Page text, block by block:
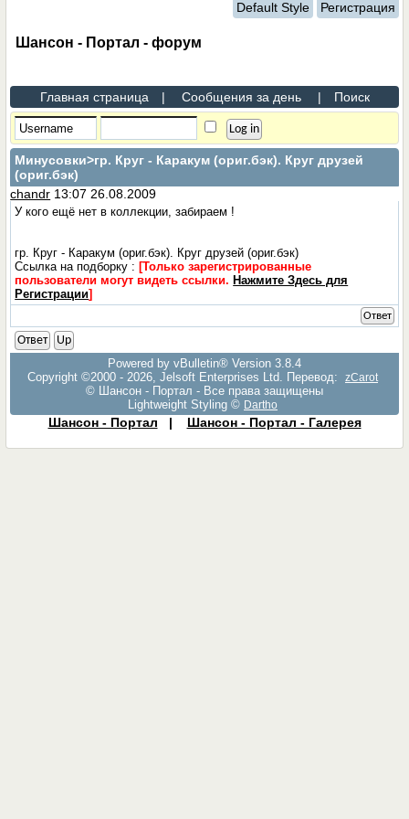
Default Style Регистрация
Шансон - Портал - форум
Главная страница | Сообщения за день | Поиск
Минусовки>гр. Круг - Каракум (ориг.бэк). Круг друзей
(ориг.бэк)
chandr 13:07 26.08.2009
У кого ещё нет в коллекции, забираем !
гр. Круг - Каракум (ориг.бэк). Круг друзей (ориг.бэк)
Ссылка на подборку : [Только зарегистрированные
пользователи могут видеть ссылки. Нажмите Здесь для
Регистрации]
Ответ
Ответ
Up
Powered by vBulletin® Version 3.8.4
Copyright ©2000 - 2026, Jelsoft Enterprises Ltd. Перевод:
zCarot
© Шансон - Портал - Все права защищены
Lightweight Styling © Dartho
Шансон - Портал | Шансон - Портал - Галерея